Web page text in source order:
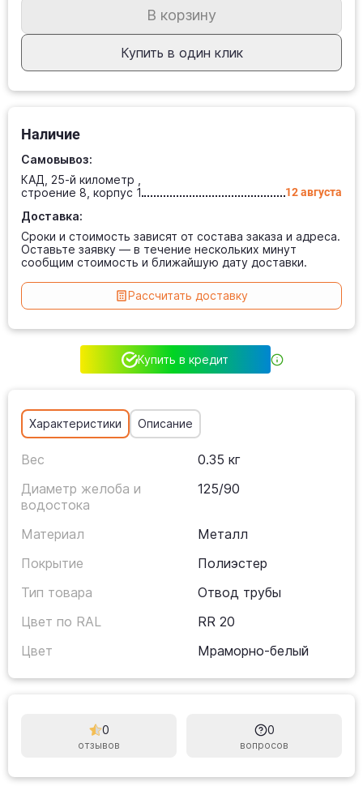
В корзину
Купить в один клик
Наличие
Самовывоз:
КАД, 25-й километр ,
строение 8, корпус 1
12 августа
Доставка:
Сроки и стоимость зависят от состава заказа и адреса.
Оставьте заявку — в течение нескольких минут
сообщим стоимость и ближайшую дату доставки.
Рассчитать доставку
Купить в кредит
Характеристики Описание
Вес
0.35 кг
Диаметр желоба и
водостока
125/90
Материал
Металл
Покрытие
Полиэстер
Тип товара
Отвод трубы
Цвет по RAL
RR 20
Цвет
Мраморно-белый
0
отзывов
0
вопросов